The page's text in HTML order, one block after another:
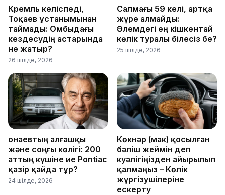
Кремль келіспеді,
Тоқаев ұстанымынан
таймады: Омбыдағы
кездесудің астарында
не жатыр?
26 шілде, 2026
Салмағы 59 келі, артқа
жүре алмайды:
Әлемдегі ең кішкентай
көлік туралы білесіз бе?
25 шілде, 2026
Қонаевтың алғашқы
және соңғы көлігі: 200
аттың күшіне ие Pontiac
қазір қайда тұр?
24 шілде, 2026
Көкнәр (мак) қосылған
бәліш жеймін деп
куәлігіңізден айырылып
қалмаңыз – Көлік
жүргізушілеріне
ескерту